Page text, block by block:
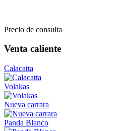
Precio de consulta
Venta caliente
Calacatta
Volakas
Nueva carrara
Panda Blanco